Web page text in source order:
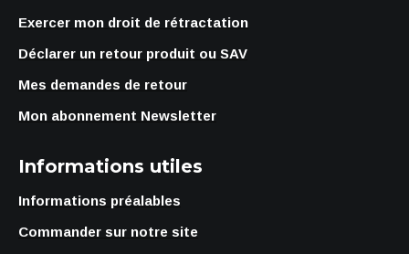
Exercer mon droit de rétractation
Déclarer un retour produit ou SAV
Mes demandes de retour
Mon abonnement Newsletter
Informations utiles
Informations préalables
Commander sur notre site